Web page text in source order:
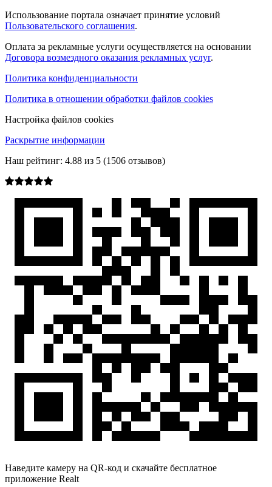
Использование портала означает принятие условий
Пользовательского соглашения.
Оплата за рекламные услуги осуществляется на основании
Договора возмездного оказания рекламных услуг.
Политика конфиденциальности
Политика в отношении обработки файлов cookies
Настройка файлов cookies
Раскрытие информации
Наш рейтинг: 4.88 из 5 (1506 отзывов)
Наведите камеру на QR-код и скачайте бесплатное
приложение Realt